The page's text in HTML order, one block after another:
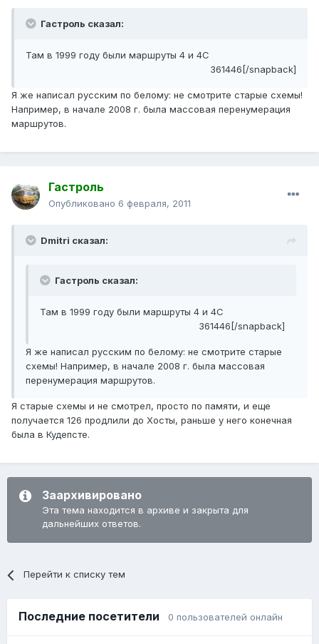
Гастроль сказал:
Там в 1999 году были маршруты 4 и 4С
361446[/snapback]
Я же написал русским по белому: не смотрите старые схемы!
Например, в начале 2008 г. была массовая перенумерация
маршрутов.
Гастроль
Опубликовано 6 февраля, 2011
Dmitri сказал:
Гастроль сказал:
Там в 1999 году были маршруты 4 и 4С
361446[/snapback]
Я же написал русским по белому: не смотрите старые
схемы! Например, в начале 2008 г. была массовая
перенумерация маршрутов.
Я старые схемы и не смотрел, просто по памяти, и еще
получается 126 продлили до Хосты, раньше у него конечная
была в Кудепсте.
Заархивировано
Эта тема находится в архиве и закрыта для
дальнейших ответов.
Перейти к списку тем
Последние посетители 0 пользователей онлайн